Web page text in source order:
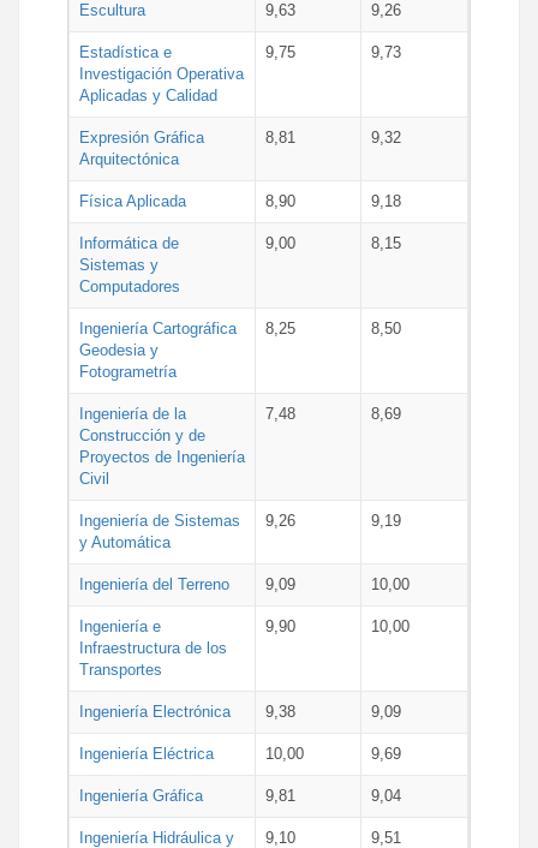
Escultura 9,63 9,26
Estadística e
Investigación Operativa
Aplicadas y Calidad
9,75 9,73
Expresión Gráfica
Arquitectónica
8,81 9,32
Física Aplicada 8,90 9,18
Informática de
Sistemas y
Computadores
9,00 8,15
Ingeniería Cartográfica
Geodesia y
Fotogrametría
8,25 8,50
Ingeniería de la
Construcción y de
Proyectos de Ingeniería
Civil
7,48 8,69
Ingeniería de Sistemas
y Automática
9,26 9,19
Ingeniería del Terreno 9,09 10,00
Ingeniería e
Infraestructura de los
Transportes
9,90 10,00
Ingeniería Electrónica 9,38 9,09
Ingeniería Eléctrica 10,00 9,69
Ingeniería Gráfica 9,81 9,04
Ingeniería Hidráulica y
9,10 9,51